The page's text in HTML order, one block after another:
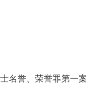
名誉、荣誉罪第